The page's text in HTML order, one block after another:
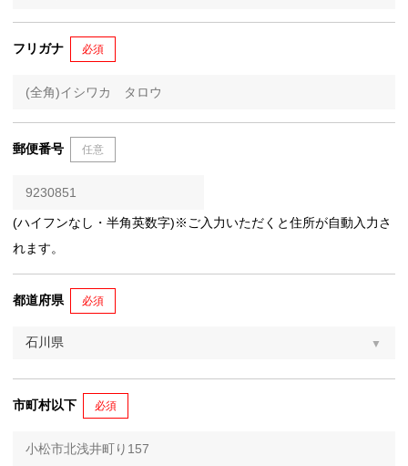
フリガナ 必須
郵便番号 任意
(ハイフンなし・半角英数字)※ご入力いただくと住所が自動入力さ
れます。
都道府県 必須
市町村以下 必須